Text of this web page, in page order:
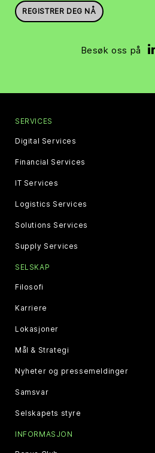
REGISTRER DEG NÅ
Besøk oss på
SERVICES
Digital Services
Financial Services
IT Services
Logistics Services
Solutions Services
Supply Services
SELSKAP
Filosofi
Karriere
Lokasjoner
Mål & Strategi
Nyheter og pressemeldinger
Samsvar
Selskapets styre
INFORMASJON